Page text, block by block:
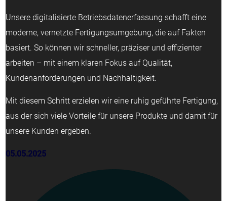
Unsere digitalisierte Betriebsdatenerfassung schafft eine
moderne, vernetzte Fertigungsumgebung, die auf Fakten
basiert. So können wir schneller, präziser und effizienter
arbeiten – mit einem klaren Fokus auf Qualität,
Kundenanforderungen und Nachhaltigkeit.
Mit diesem Schritt erzielen wir eine ruhig geführte Fertigung,
aus der sich viele Vorteile für unsere Produkte und damit für
unsere Kunden ergeben.
05.05.2025